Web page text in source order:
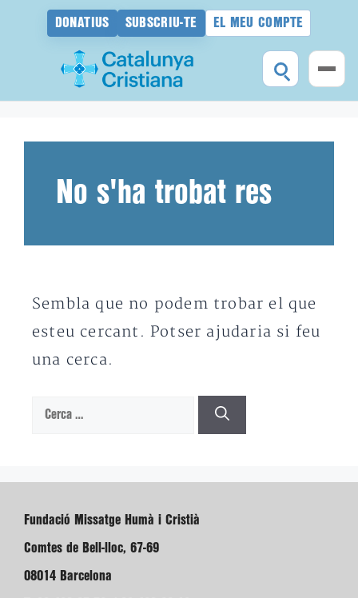
DONATIUS SUBSCRIU-TE EL MEU COMPTE
No s'ha trobat res
Sembla que no podem trobar el que
esteu cercant. Potser ajudaria si feu
una cerca.
Cerca:
Fundació Missatge Humà i Cristià
Comtes de Bell-lloc, 67-69
08014 Barcelona